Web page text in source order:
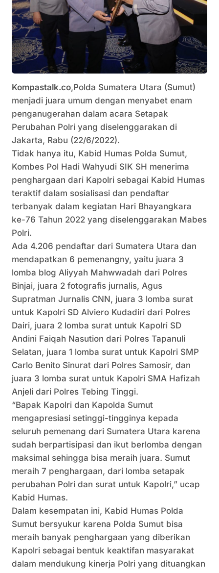
Kompastalk.co,Polda Sumatera Utara (Sumut)
menjadi juara umum dengan menyabet enam
penganugerahan dalam acara Setapak
Perubahan Polri yang diselenggarakan di
Jakarta, Rabu (22/6/2022).
Tidak hanya itu, Kabid Humas Polda Sumut,
Kombes Pol Hadi Wahyudi SIK SH menerima
penghargaan dari Kapolri sebagai Kabid Humas
teraktif dalam sosialisasi dan pendaftar
terbanyak dalam kegiatan Hari Bhayangkara
ke-76 Tahun 2022 yang diselenggarakan Mabes
Polri.
Ada 4.206 pendaftar dari Sumatera Utara dan
mendapatkan 6 pemenangny, yaitu juara 3
lomba blog Aliyyah Mahwwadah dari Polres
Binjai, juara 2 fotografis jurnalis, Agus
Supratman Jurnalis CNN, juara 3 lomba surat
untuk Kapolri SD Alviero Kudadiri dari Polres
Dairi, juara 2 lomba surat untuk Kapolri SD
Andini Faiqah Nasution dari Polres Tapanuli
Selatan, juara 1 lomba surat untuk Kapolri SMP
Carlo Benito Sinurat dari Polres Samosir, dan
juara 3 lomba surat untuk Kapolri SMA Hafizah
Anjeli dari Polres Tebing Tinggi.
“Bapak Kapolri dan Kapolda Sumut
mengapresiasi setinggi-tingginya kepada
seluruh pemenang dari Sumatera Utara karena
sudah berpartisipasi dan ikut berlomba dengan
maksimal sehingga bisa meraih juara. Sumut
meraih 7 penghargaan, dari lomba setapak
perubahan Polri dan surat untuk Kapolri,” ucap
Kabid Humas.
Dalam kesempatan ini, Kabid Humas Polda
Sumut bersyukur karena Polda Sumut bisa
meraih banyak penghargaan yang diberikan
Kapolri sebagai bentuk keaktifan masyarakat
dalam mendukung kinerja Polri yang dituangkan